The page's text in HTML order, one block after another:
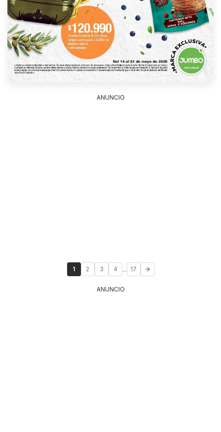
ANUNCIO
1 2 3 4 ... 17
ANUNCIO